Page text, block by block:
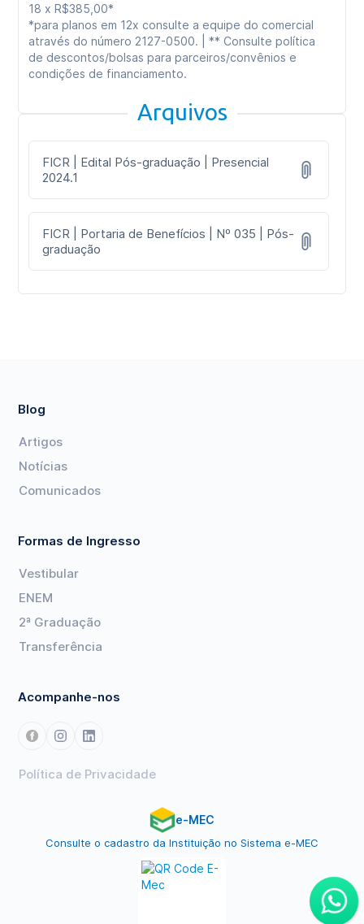
18 x R$385,00*
*para planos em 12x consulte a equipe do comercial
através do número 2127-0500. | ** Consulte política
de descontos/bolsas para parceiros/convênios e
condições de financiamento.
Arquivos
FICR | Edital Pós-graduação | Presencial
2024.1
FICR | Portaria de Benefícios | Nº 035 | Pós-
graduação
Blog
Artigos
Notícias
Comunicados
Formas de Ingresso
Vestibular
ENEM
2ª Graduação
Transferência
Acompanhe-nos
Política de Privacidade
e-MEC
Consulte o cadastro da Instituição no Sistema e-MEC